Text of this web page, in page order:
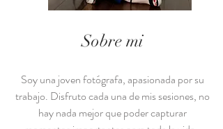
Sobre mi
Soy una joven fotógrafa, apasionada por su
trabajo. Disfruto cada una de mis sesiones, no
hay nada mejor que poder capturar